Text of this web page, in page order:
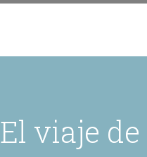
El viaje